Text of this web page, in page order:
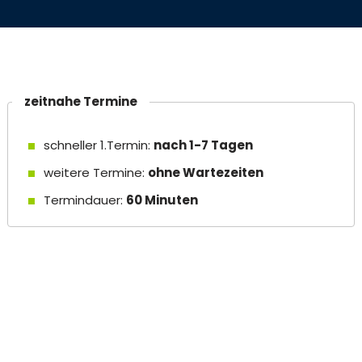
zeitnahe Termine
schneller 1.Termin: nach 1-7 Tagen
weitere Termine: ohne Wartezeiten
Termindauer: 60 Minuten